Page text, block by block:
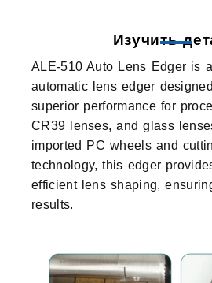
Изучить
ALE-510 Auto Lens Edger is
automatic lens edger
superior performance for
CR39 lenses, and glass
imported PC wheels and
technology, this edger
efficient lens shaping,
results.